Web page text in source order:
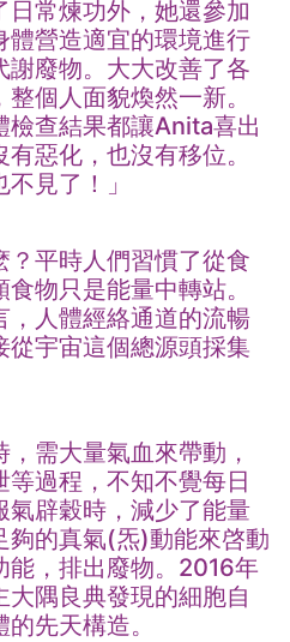
常煉功外，她還參加
體營造適宜的環境進行
謝廢物。大大改善了各
個人面貌煥然一新。
檢查結果都讓Anita喜出
惡化，也沒有移位。
見了！」
？平時人們習慣了從食
物只是能量中轉站。
，人體經絡通道的流暢
從宇宙這個總源頭採集
需大量氣血來帶動，
過程，不知不覺每日
氣辟穀時，減少了能量
夠的真氣(炁)動能來啓動
能，排出廢物。2016年
隅良典發現的細胞自
先天構造。